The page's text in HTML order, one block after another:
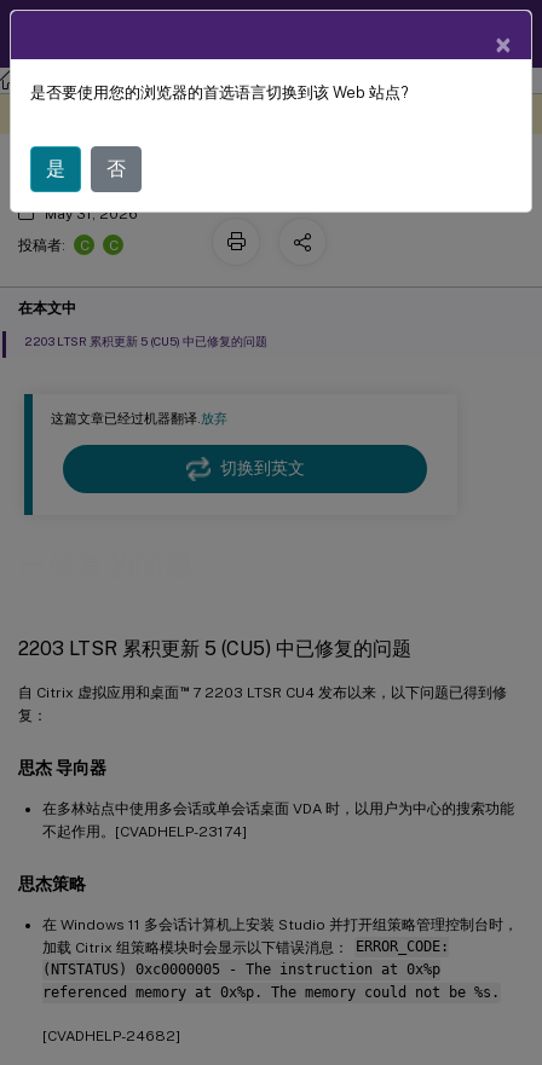
Citrix Virtual Apps and Desktops 7 2203 LTSR
这篇文章已经过机器翻译.放弃
切换到英文
2203 LTSR 累积更新 5 (CU5) 中已修复的问题
自 Citrix 虚拟应用和桌面 ™7 2203 LTSR CU4 发布以来，以下问题已得到修
复：
思杰 导向器
在多林站点中使用多会话或单会话桌面 VDA 时，以用户为中心的搜索功能
不起作用。[CVADHELP-23174]
思杰策略
在 Windows 11 多会话计算机上安装 Studio 并打开组策略管理控制台时，
加载 Citrix 组策略模块时会显示以下错误消息：
ERROR_CODE:
(NTSTATUS) 0xc0000005 - The instruction at 0x%p
referenced memory at 0x%p. The memory could not be %s.
[CVADHELP-24682]
已修复的问题
May 31, 2026
投稿者:
C C
在本文中
2203 LTSR 累积更新 5 (CU5) 中已修复的问题
×
是否要使用您的浏览器的首选语言切换到该 Web 站点?
是 否